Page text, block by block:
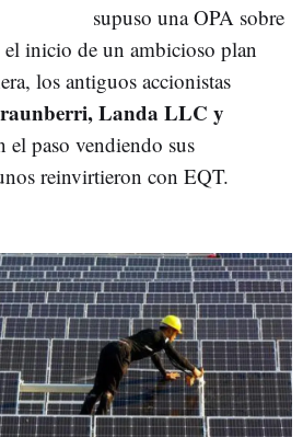
supuso una OPA sobre
inicio de un ambicioso plan
los antiguos accionistas
Landa LLC y
el paso vendiendo sus
reinvirtieron con EQT.